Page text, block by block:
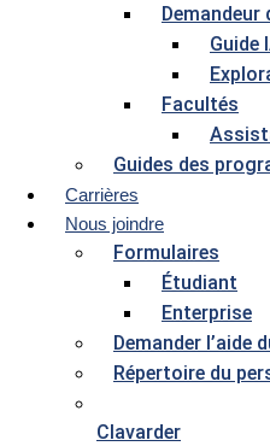
Demandeur
Guide
Facultés
Guides des
Carrières
Nous joindre
Formulaires
Étudiant
Enterprise
Demander l’aide
Répertoire du
Clavarder